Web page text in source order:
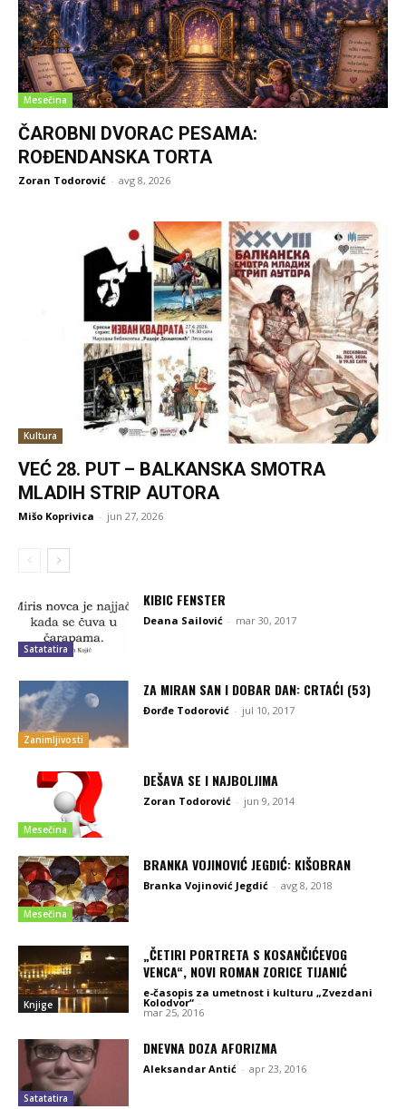
Mesečina
ČAROBNI DVORAC PESAMA:
ROĐENDANSKA TORTA
Zoran Todorović - avg 8, 2026
Kultura
VEĆ 28. PUT – BALKANSKA SMOTRA
MLADIH STRIP AUTORA
Mišo Koprivica - jun 27, 2026
Satatatira
KIBIC FENSTER
Deana Sailović - mar 30, 2017
Zanimljivosti
ZA MIRAN SAN I DOBAR DAN: CRTAĆI (53)
Đorđe Todorović - jul 10, 2017
Mesečina
DEŠAVA SE I NAJBOLJIMA
Zoran Todorović - jun 9, 2014
Mesečina
BRANKA VOJINOVIĆ JEGDIĆ: KIŠOBRAN
Branka Vojinović Jegdić - avg 8, 2018
Knjige
„ČETIRI PORTRETA S KOSANČIĆEVOG
VENCA“, NOVI ROMAN ZORICE TIJANIĆ
e-časopis za umetnost i kulturu „Zvezdani
Kolodvor“ -
mar 25, 2016
Satatatira
DNEVNA DOZA AFORIZMA
Aleksandar Antić - apr 23, 2016